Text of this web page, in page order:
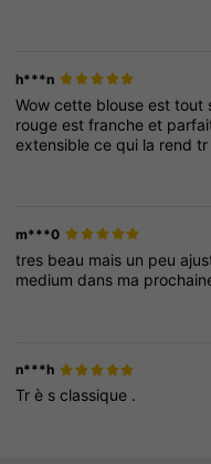
h***n
Wowcette blouseesttout
rougeestfrancheet
extensiblecequi la rend
m***0
tres beau mais un peu
mediumdans ma
n***h
Trè sclassique .